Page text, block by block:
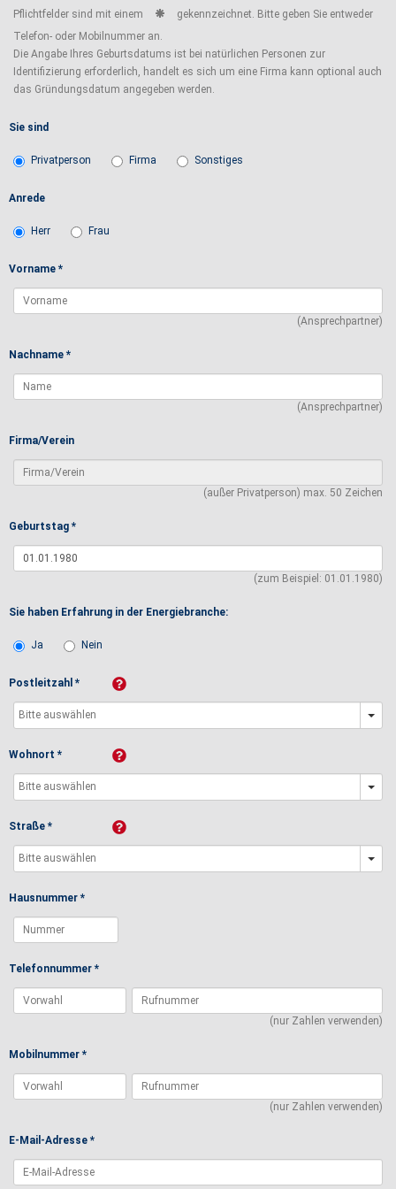
Pflichtfelder sind mit einem
gekennzeichnet. Bitte geben Sie entweder
Telefon- oder Mobilnummer an.
Die Angabe Ihres Geburtsdatums ist bei natürlichen Personen zur
Identifizierung erforderlich, handelt es sich um eine Firma kann optional auch
das Gründungsdatum angegeben werden.
Sie sind
Privatperson Firma Sonstiges
Anrede
Herr Frau
Vorname *
(Ansprechpartner)
Nachname *
(Ansprechpartner)
Firma/Verein
(außer Privatperson) max. 50 Zeichen
Geburtstag *
(zum Beispiel: 01.01.1980)
Sie haben Erfahrung in der Energiebranche:
Ja Nein
Postleitzahl *
Wohnort *
Straße *
Hausnummer *
Telefonnummer *
(nur Zahlen verwenden)
Mobilnummer *
(nur Zahlen verwenden)
E-Mail-Adresse *